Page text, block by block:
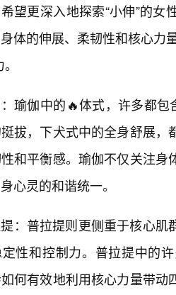
望更深入地探索“小伸”的
体的伸展、柔韧性和核心力
瑜伽中的🔥体式，许多都包
拔，下犬式中的全身舒展
和平衡感。瑜伽不仅关注
心灵的和谐统一。
：普拉提则更侧重于核心
性和控制力。普拉提中的
何有效地利用核心力量带